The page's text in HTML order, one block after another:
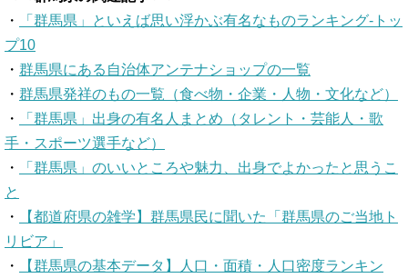
・
「群馬県」といえば思い浮かぶ有名なものランキング-トッ
プ10
・ 群馬県にある自治体アンテナショップの一覧
・ 群馬県発祥のもの一覧（食べ物・企業・人物・文化など）
・
「群馬県」出身の有名人まとめ（タレント・芸能人・歌
手・スポーツ選手など）
・
「群馬県」のいいところや魅力、出身でよかったと思うこ
と
・
【都道府県の雑学】群馬県民に聞いた「群馬県のご当地ト
リビア」
・
【群馬県の基本データ】人口・面積・人口密度ランキン